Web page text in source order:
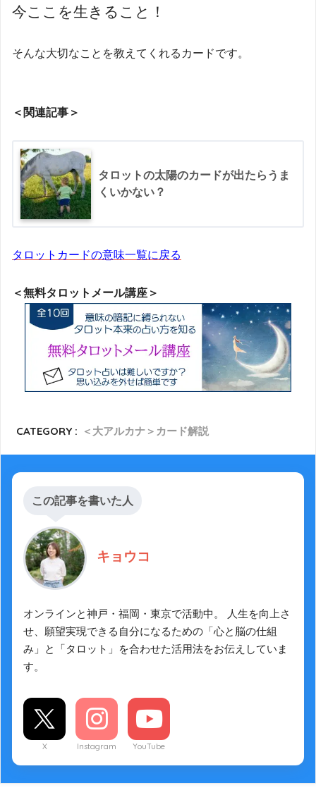
今ここを生きること！
そんな大切なことを教えてくれるカードです。
＜関連記事＞
タロットの太陽のカードが出たらうま
くいかない？
タロットカードの意味一覧に戻る
＜無料タロットメール講座＞
CATEGORY : ＜大アルカナ＞カード解説
この記事を書いた人
キョウコ
オンラインと神戸・福岡・東京で活動中。 人生を向上さ
せ、願望実現できる自分になるための「心と脳の仕組
み」と「タロット」を合わせた活用法をお伝えしていま
す。
X Instagram YouTube